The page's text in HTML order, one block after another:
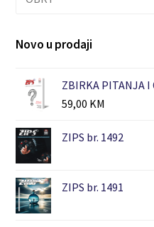
Novo u prodaji
ZBIRKA PITANJA I
59,00 KM
ZIPS br. 1492
ZIPS br. 1491